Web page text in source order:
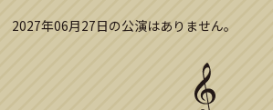
2027年06月27日の公演はありません。